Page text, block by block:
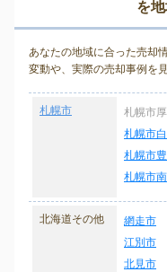
を
あなたの地域に合った売却
変動や、実際の売却事例を
札幌市 札幌市
札幌市
札幌市
札幌市
北海道その他 網走市
江別市
北見市